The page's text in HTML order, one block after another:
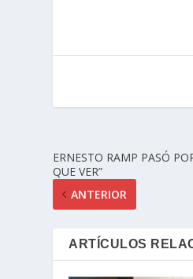
ERNESTO RAMP PASÓ
QUE VER”
ANTERIOR
ARTÍCULOS